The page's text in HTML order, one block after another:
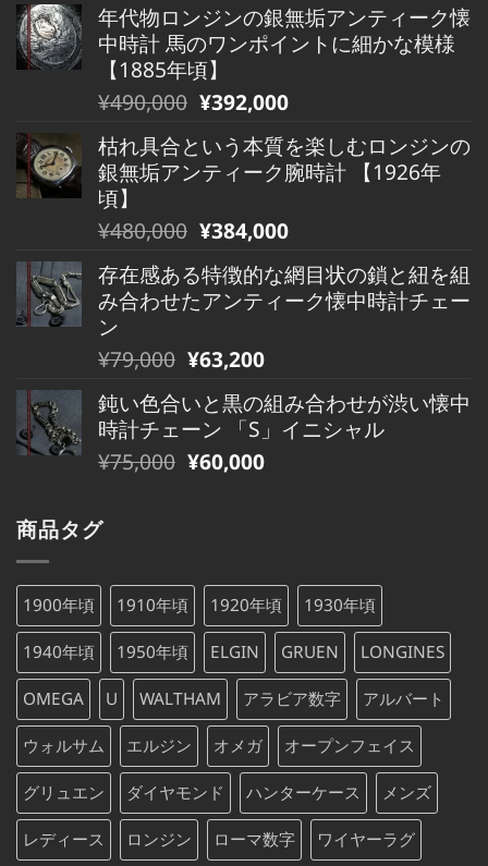
価
格
は
¥680,000
で
し
た。
の
価
格
は
¥680,000
で
す。
年代物ロンジンの銀無垢アンティーク懐
中時計 馬のワンポイントに細かな模様
【1885年頃】
元
価
格
は
¥490,000
で
し
た。
¥490,000 現
の
価
は
¥490,000
で
す。
¥392,000
枯れ具合という本質を楽しむロンジンの
銀無垢アンティーク腕時計 【1926年
頃】
元
価
格
は
¥480,000
で
し
た。
¥480,000 現
の
価
は
¥480,000
で
す。
¥384,000
存在感ある特徴的な網目状の鎖と紐を組
み合わせたアンティーク懐中時計チェー
ン
元
価
格
は
で
¥79,000 現
の
価
格
¥63,200
鈍い色合いと黒の組み合わせが渋い懐中
時計チェーン 「S」イニシャル
元
価
¥75,000
で
た。
¥75,000 現
は
¥75,000
で
す。
¥60,000
商品タグ
1900年頃 1910年頃 1920年頃 1930年頃
1940年頃 1950年頃 ELGIN GRUEN LONGINES
OMEGA U WALTHAM アラビア数字 アルバート
ウォルサム エルジン オメガ オープンフェイス
グリュエン ダイヤモンド ハンターケース メンズ
レディース ロンジン ローマ数字 ワイヤーラグ